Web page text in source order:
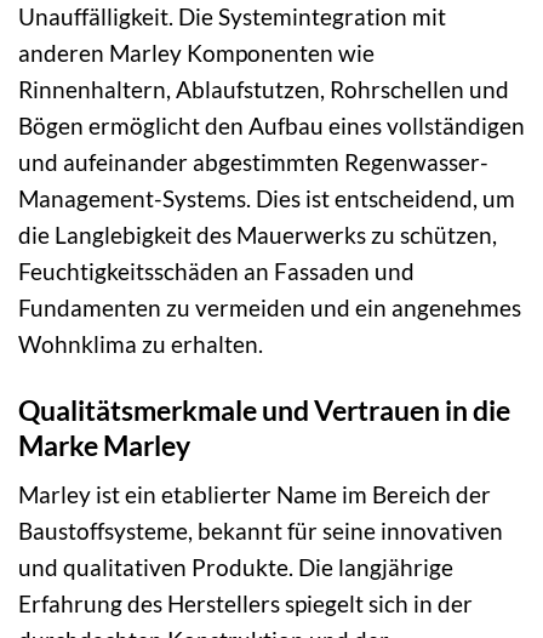
Unauffälligkeit. Die Systemintegration mit
anderen Marley Komponenten wie
Rinnenhaltern, Ablaufstutzen, Rohrschellen und
Bögen ermöglicht den Aufbau eines vollständigen
und aufeinander abgestimmten Regenwasser-
Management-Systems. Dies ist entscheidend, um
die Langlebigkeit des Mauerwerks zu schützen,
Feuchtigkeitsschäden an Fassaden und
Fundamenten zu vermeiden und ein angenehmes
Wohnklima zu erhalten.
Qualitätsmerkmale und Vertrauen in die
Marke Marley
Marley ist ein etablierter Name im Bereich der
Baustoffsysteme, bekannt für seine innovativen
und qualitativen Produkte. Die langjährige
Erfahrung des Herstellers spiegelt sich in der